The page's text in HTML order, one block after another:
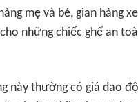
mẹ và bé, gian hàng
những chiếc ghế an
này thường có giá dao